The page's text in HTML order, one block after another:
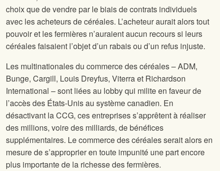
choix que de vendre par le biais de contrats individuels
avec les acheteurs de céréales. L’acheteur aurait alors tout
pouvoir et les fermières n’auraient aucun recours si leurs
céréales faisaient l’objet d’un rabais ou d’un refus injuste.
Les multinationales du commerce des céréales – ADM,
Bunge, Cargill, Louis Dreyfus, Viterra et Richardson
International – sont liées au lobby qui milite en faveur de
l’accès des États-Unis au système canadien. En
désactivant la CCG, ces entreprises s’apprêtent à réaliser
des millions, voire des milliards, de bénéfices
supplémentaires. Le commerce des céréales serait alors en
mesure de s’approprier en toute impunité une part encore
plus importante de la richesse des fermières.